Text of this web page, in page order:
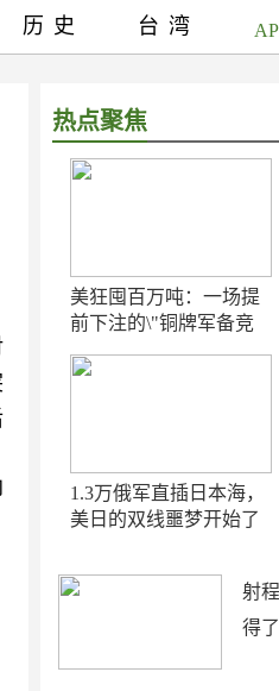
热点聚焦
美狂囤百万吨：一场提
前下注的\"铜牌军备竞
1.3万俄军直插日本海，
美日的双线噩梦开始了
射
得
历史 台湾